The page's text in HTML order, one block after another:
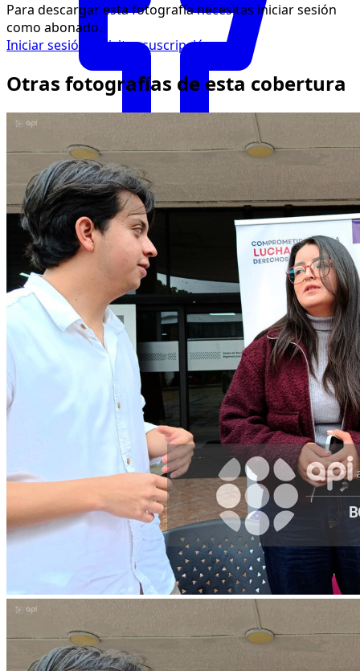
Facebook
Para descargar esta fotografía necesitas iniciar sesión
como abonado.
Iniciar sesión
Solicitar suscripción
Otras fotografías de esta cobertura